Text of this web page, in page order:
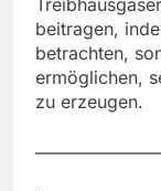
beitragen,
betrachten,
ermöglichen,
zu erzeugen.